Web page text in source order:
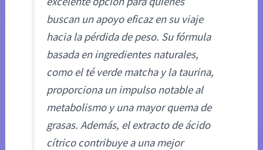
buscan un apoyo eficaz en su viaje
hacia la pérdida de peso. Su fórmula
basada en ingredientes naturales,
como el té verde matcha y la taurina,
proporciona un impulso notable al
metabolismo y una mayor quema de
grasas. Además, el extracto de ácido
cítrico contribuye a una mejor